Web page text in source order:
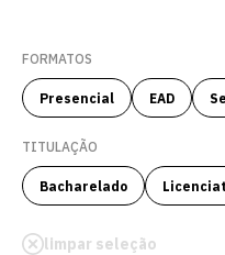
FORMATOS
Presencial EAD
TITULAÇÃO
Bacharelado
limpar seleção